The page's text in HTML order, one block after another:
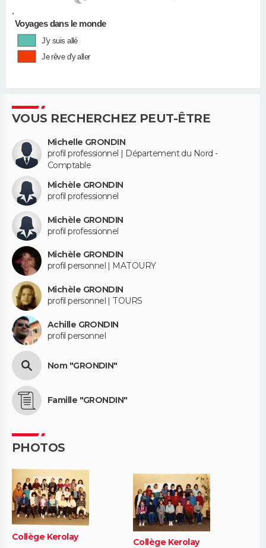
•
Voyages dans le monde
J'y suis allé
Je rêve d'y aller
VOUS RECHERCHEZ PEUT-ÊTRE
Michelle GRONDIN
profil professionnel | Département du Nord -
Comptable
Michèle GRONDIN
profil professionnel
Michèle GRONDIN
profil professionnel
Michèle GRONDIN
profil personnel | MATOURY
Michèle GRONDIN
profil personnel | TOURS
Achille GRONDIN
profil personnel
Nom "GRONDIN"
Famille "GRONDIN"
PHOTOS
Collège Kerolay Collège Kerolay